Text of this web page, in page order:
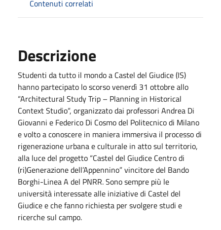
Contenuti correlati
Descrizione
Studenti da tutto il mondo a Castel del Giudice (IS)
hanno partecipato lo scorso venerdì 31 ottobre allo
“Architectural Study Trip – Planning in Historical
Context Studio“, organizzato dai professori Andrea Di
Giovanni e Federico Di Cosmo del Politecnico di Milano
e volto a conoscere in maniera immersiva il processo di
rigenerazione urbana e culturale in atto sul territorio,
alla luce del progetto “Castel del Giudice Centro di
(ri)Generazione dell’Appennino” vincitore del Bando
Borghi-Linea A del PNRR. Sono sempre più le
università interessate alle iniziative di Castel del
Giudice e che fanno richiesta per svolgere studi e
ricerche sul campo.